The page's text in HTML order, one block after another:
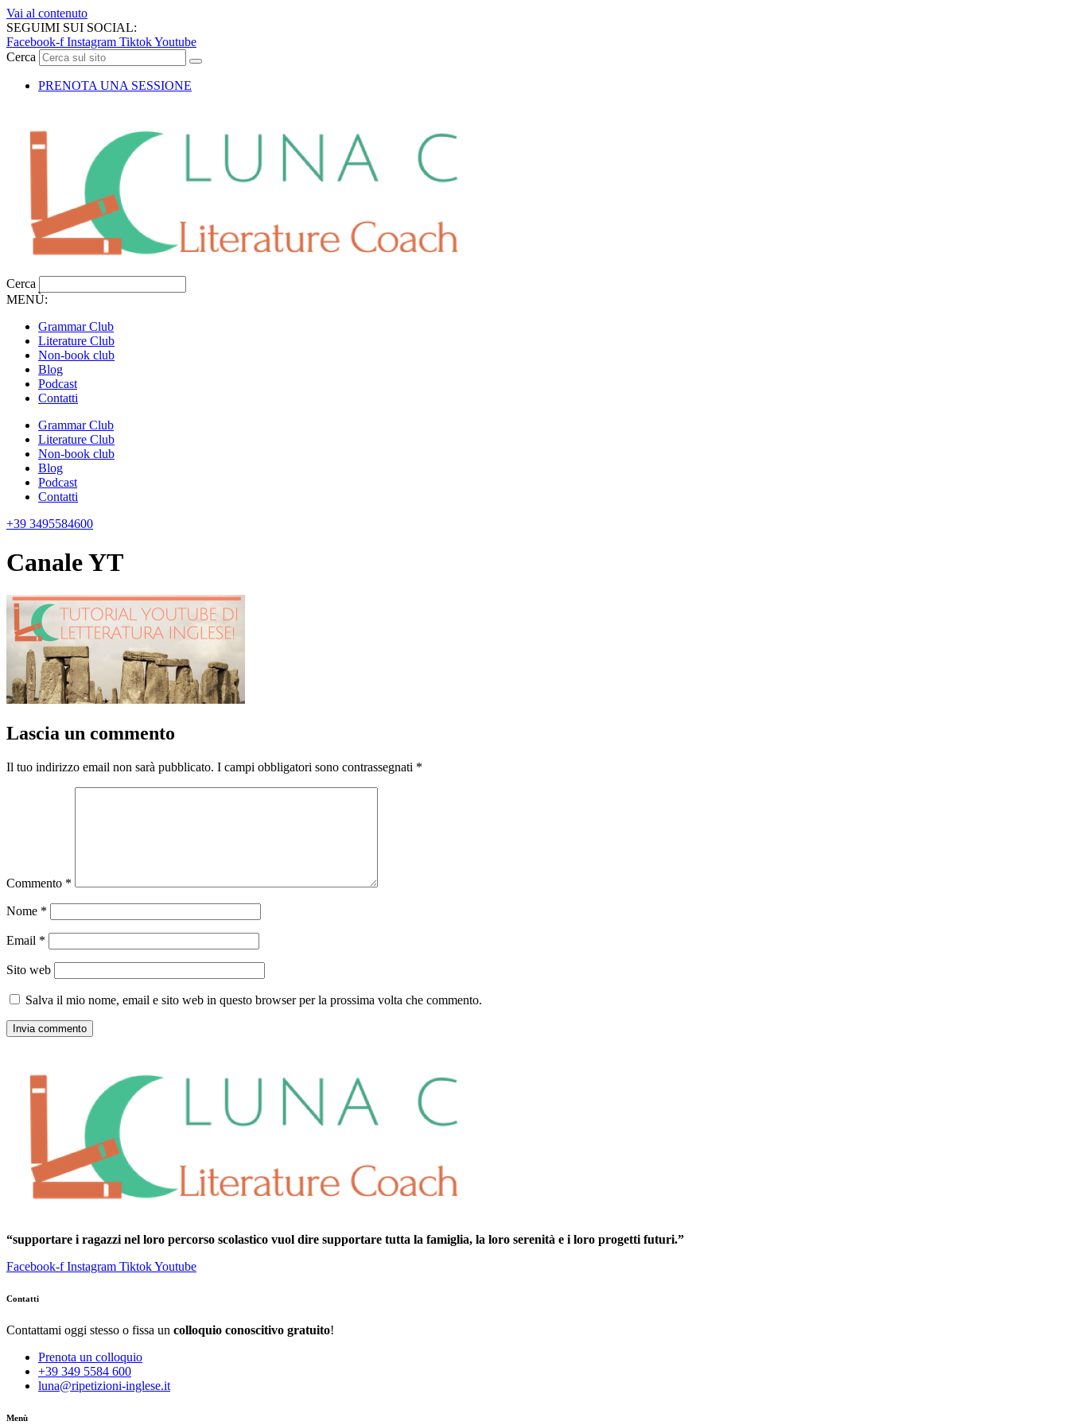
Vai al contenuto
SEGUIMI SUI SOCIAL:
Facebook-f Instagram TiktokYoutube
Cerca
PRENOTA UNA SESSIONE
Cerca
MENÙ:
Grammar Club
Literature Club
Non-book club
Blog
Podcast
Contatti
Grammar Club
Literature Club
Non-book club
Blog
Podcast
Contatti
+39 3495584600
Canale YT
Lascia un commento
Il tuo indirizzo email non sarà pubblicato. I campi obbligatori sono contrassegnati *
Commento *
Nome *
Email *
Sito web
Salva il mio nome, email e sito web in questo browser per la prossima volta che commento.
“supportare i ragazzi nel loro percorso scolastico vuol dire supportare tutta la famiglia, la loro serenità e i loro progetti futuri.”
Facebook-f Instagram TiktokYoutube
Contatti
Contattami oggi stesso o fissa un colloquio conoscitivo gratuito!
Prenota un colloquio
+39 349 5584 600
luna@ripetizioni-inglese.it
Menù